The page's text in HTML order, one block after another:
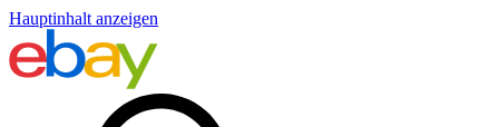
Hauptinhalt anzeigen